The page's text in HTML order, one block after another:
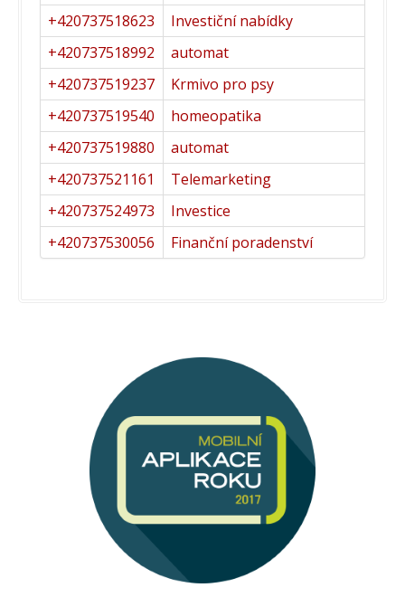
+420737518623
Investiční nabídky
+420737518992
automat
+420737519237
Krmivo pro psy
+420737519540
homeopatika
+420737519880
automat
+420737521161
Telemarketing
+420737524973
Investice
+420737530056
Finanční poradenství